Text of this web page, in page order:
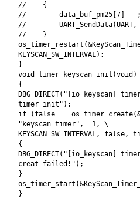
// {
// data_buf_pm25[7] --;
// UART_SendData(UART,
// }
KEYSCAN_SW_INTERVAL);
}
void timer_keyscan_init(void)
{
DBG_DIRECT("[io_keyscan]
timer init");
if (false ==
"keyscan_timer", 1, \
KEYSCAN_SW_INTERVAL,
{
DBG_DIRECT("[io_keyscan]
creat failed!");
}
}